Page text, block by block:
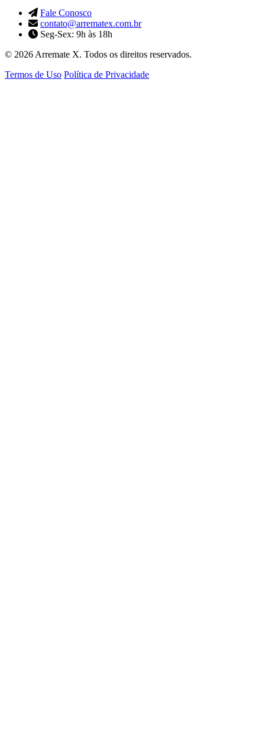
Fale Conosco
contato@arrematex.com.br
Seg-Sex: 9h às 18h
© 2026 Arremate X. Todos os direitos reservados.
Termos de Uso Política de Privacidade